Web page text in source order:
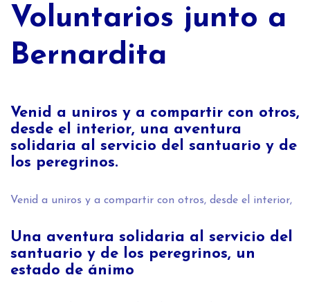
Voluntarios junto a
Bernardita
Venid a uniros y a compartir con otros,
desde el interior, una aventura
solidaria al servicio del santuario y de
los peregrinos.
Venid a uniros y a compartir con otros, desde el interior,
Una aventura solidaria al servicio del
santuario y de los peregrinos, un
estado de ánimo